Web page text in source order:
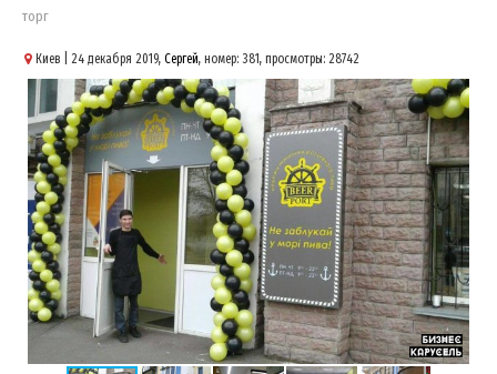
торг
Киев | 24 декабря 2019, Сергей, номер: 381, просмотры: 28742